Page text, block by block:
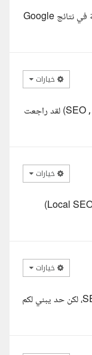
مرحبا، أنا مجدي، مختص في تحسين محركات البحث (SEO) مع تركيز عملي على Local SEO ورفع ظهور الأنشطة التجارية في نتائج Google
خيارات
السلام عليكم انا م/محمد ايمن متخصص في التسويق الرقمي بالاخص ال (SEO , SEM ,Email Marketing , Growth Hacking) لقد راجعت
خيارات
أسعد الله أوقاتكم بكل خير، أنا مختصة SEO بخبرة عملية في تحسين الظهور في نتائج البحث وخاصة نتائج البحث المحلي (Local SEO)
خيارات
السلام عليكم ورحمة الله وبركاته، اطلعت على تفاصيل مشروعكم، وبصراحة واضح إنكم محتاجين مش مجرد شخص يعمل SEO، لكن حد يبني لكم